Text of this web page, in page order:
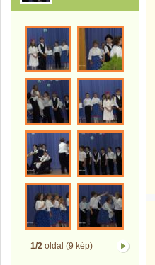
1/2 oldal (9 kép)